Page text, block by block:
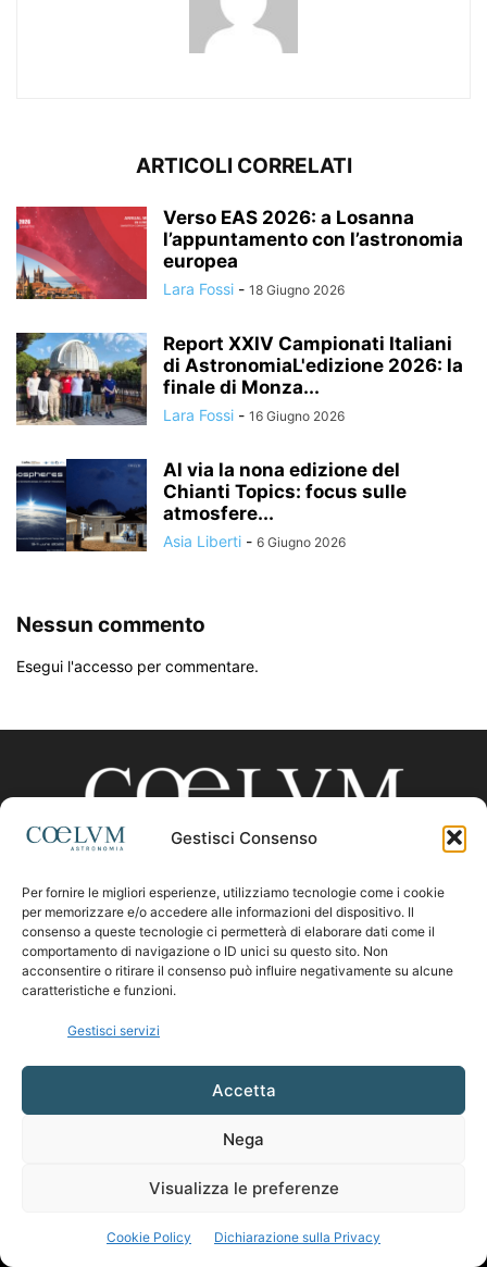
Gestisci Consenso
Per fornire le migliori esperienze, utilizziamo tecnologie come i cookie
per memorizzare e/o accedere alle informazioni del dispositivo. Il
consenso a queste tecnologie ci permetterà di elaborare dati come il
comportamento di navigazione o ID unici su questo sito. Non
acconsentire o ritirare il consenso può influire negativamente su alcune
caratteristiche e funzioni.
Gestisci servizi
Accetta
Nega
Visualizza le preferenze
Cookie Policy Dichiarazione sulla Privacy
ARTICOLI CORRELATI
Verso EAS 2026: a Losanna
l’appuntamento con l’astronomia
europea
Lara Fossi - 18 Giugno 2026
Report XXIV Campionati Italiani
di AstronomiaL'edizione 2026: la
finale di Monza...
Lara Fossi - 16 Giugno 2026
Al via la nona edizione del
Chianti Topics: focus sulle
atmosfere...
Asia Liberti - 6 Giugno 2026
Nessun commento
Esegui l'accesso per commentare.
CHI SIAMO
Contattaci:coelumastro@coelum.com